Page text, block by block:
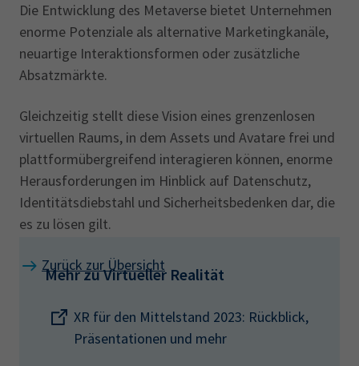
Die Entwicklung des Metaverse bietet Unternehmen
enorme Potenziale als alternative Marketingkanäle,
neuartige Interaktionsformen oder zusätzliche
Absatzmärkte.
Gleichzeitig stellt diese Vision eines grenzenlosen
virtuellen Raums, in dem Assets und Avatare frei und
plattformübergreifend interagieren können, enorme
Herausforderungen im Hinblick auf Datenschutz,
Identitätsdiebstahl und Sicherheitsbedenken dar, die
es zu lösen gilt.
Zurück zur Übersicht
Mehr zu Virtueller Realität
XR für den Mittelstand 2023: Rückblick,
Präsentationen und mehr